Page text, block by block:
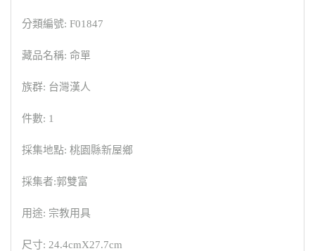
分類編號: F01847
藏品名稱: 命單
族群: 台灣漢人
件數: 1
採集地點: 桃園縣新屋鄉
採集者:郭雙富
用途: 宗教用具
尺寸: 24.4cmX27.7cm